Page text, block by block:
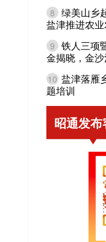
8 绿美山乡
盐津推进农
9 铁人三项
金揭晓，金沙
10 盐津落雁
题培训
昭通发